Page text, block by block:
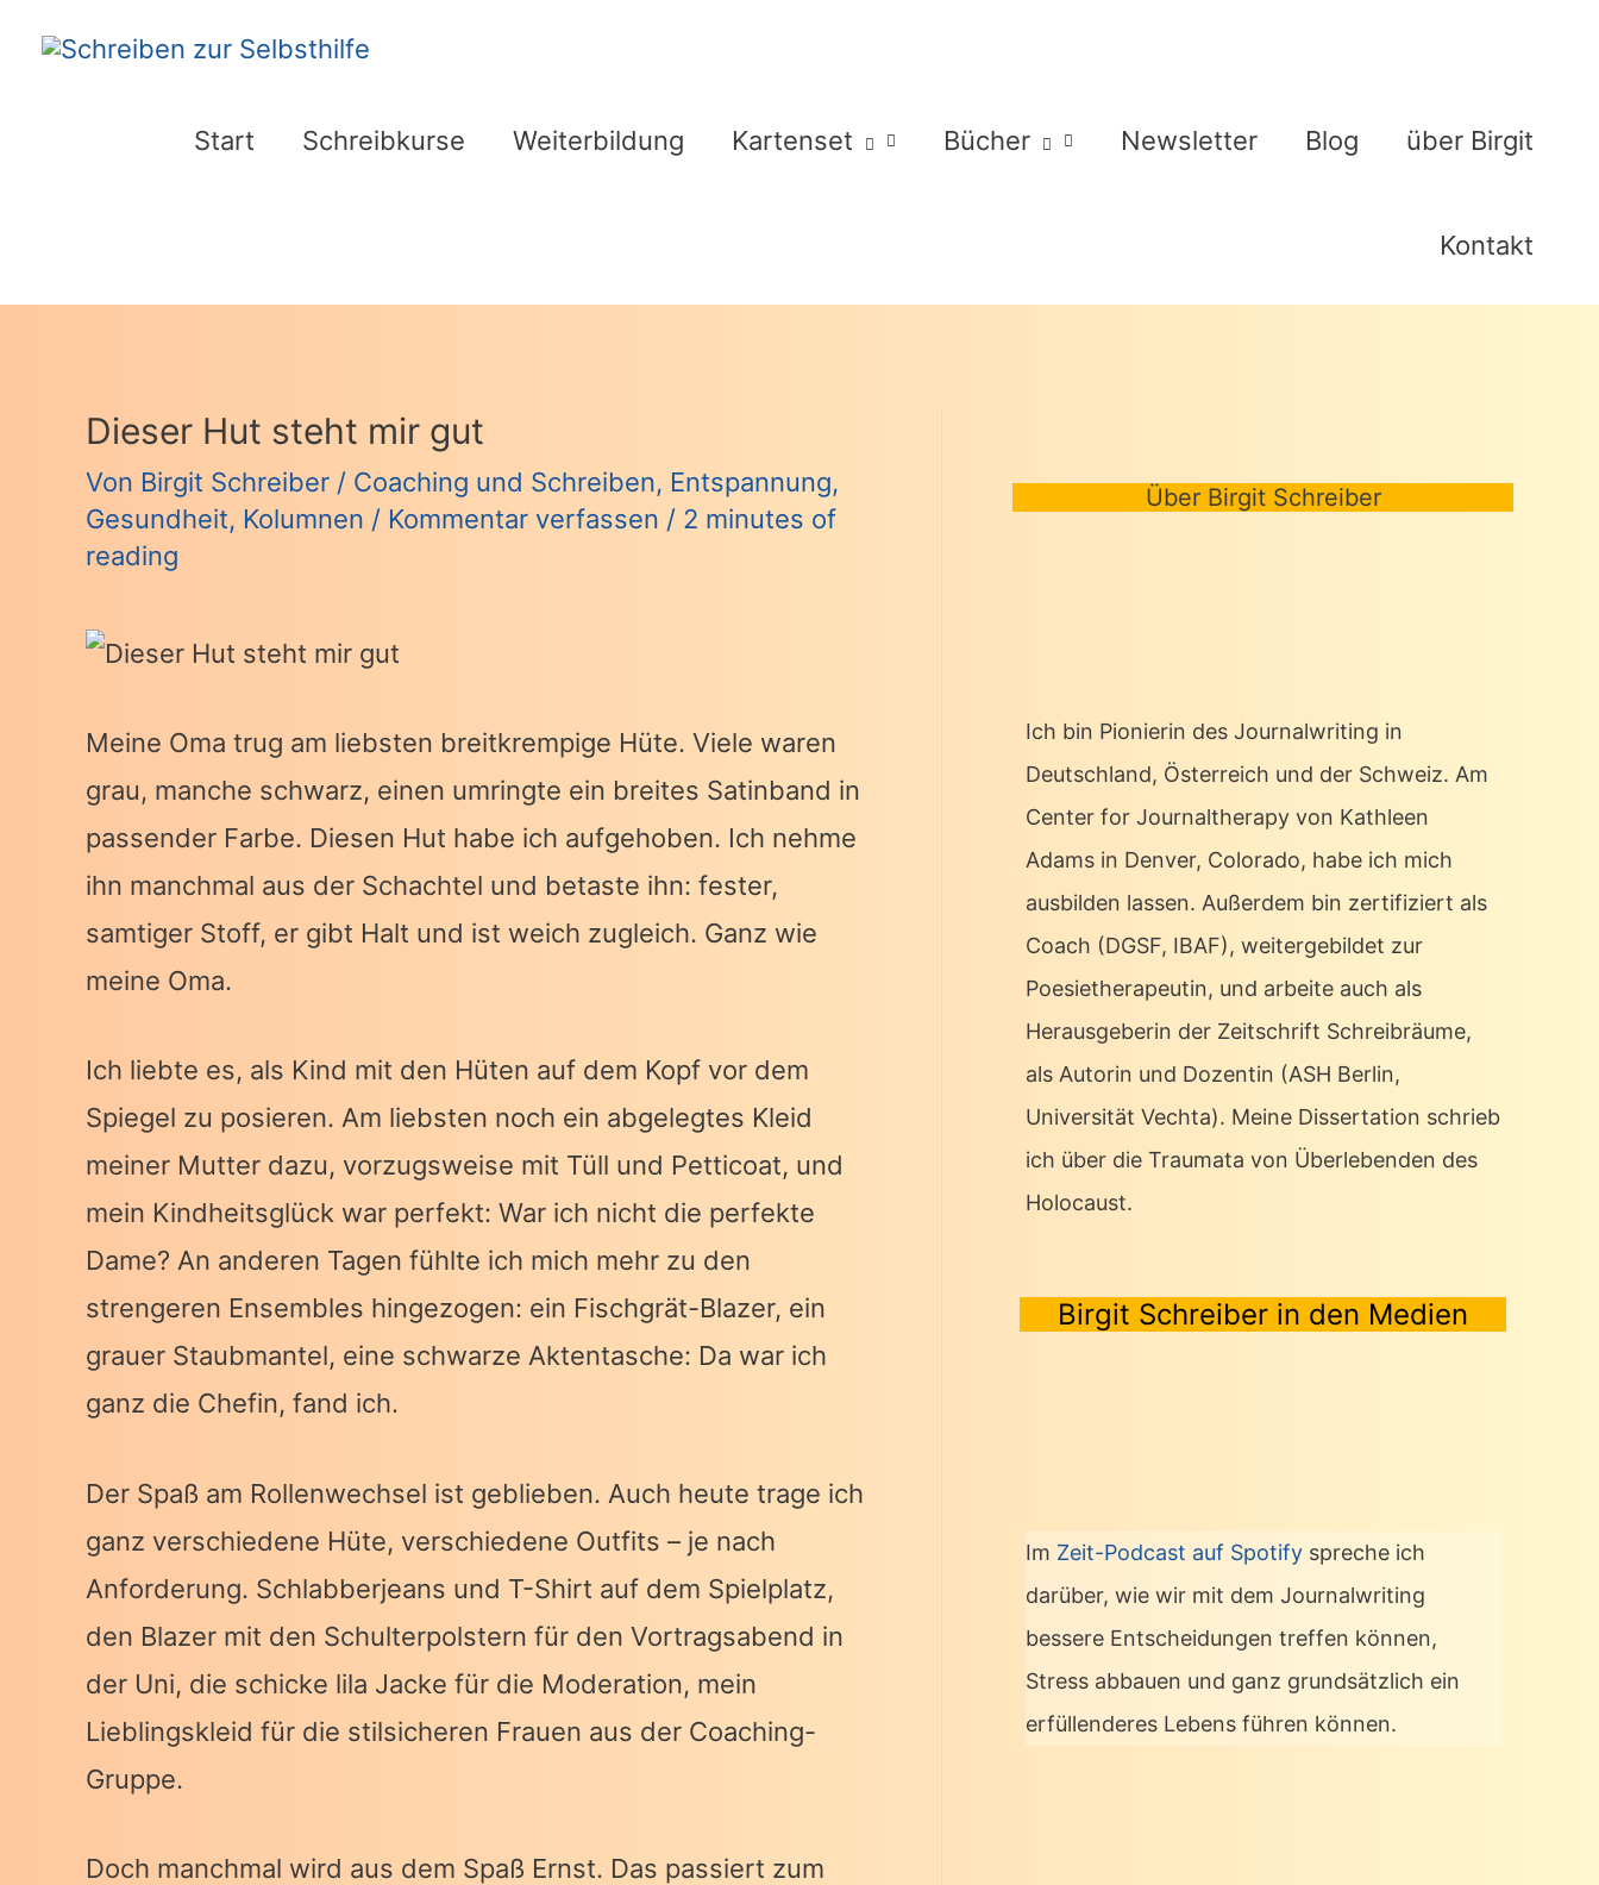
Start Schreibkurse Weiterbildung Kartenset Bücher Newsletter Blog über Birgit
Kontakt
Dieser Hut steht mir gut
Von Birgit Schreiber / Coaching und Schreiben, Entspannung,
Gesundheit, Kolumnen / Kommentar verfassen / 2 minutes of
reading
Meine Oma trug am liebsten breitkrempige Hüte. Viele waren
grau, manche schwarz, einen umringte ein breites Satinband in
passender Farbe. Diesen Hut habe ich aufgehoben. Ich nehme
ihn manchmal aus der Schachtel und betaste ihn: fester,
samtiger Stoff, er gibt Halt und ist weich zugleich. Ganz wie
meine Oma.
Ich liebte es, als Kind mit den Hüten auf dem Kopf vor dem
Spiegel zu posieren. Am liebsten noch ein abgelegtes Kleid
meiner Mutter dazu, vorzugsweise mit Tüll und Petticoat, und
mein Kindheitsglück war perfekt: War ich nicht die perfekte
Dame? An anderen Tagen fühlte ich mich mehr zu den
strengeren Ensembles hingezogen: ein Fischgrät-Blazer, ein
grauer Staubmantel, eine schwarze Aktentasche: Da war ich
ganz die Chefin, fand ich.
Der Spaß am Rollenwechsel ist geblieben. Auch heute trage ich
ganz verschiedene Hüte, verschiedene Outfits – je nach
Anforderung. Schlabberjeans und T-Shirt auf dem Spielplatz,
den Blazer mit den Schulterpolstern für den Vortragsabend in
der Uni, die schicke lila Jacke für die Moderation, mein
Lieblingskleid für die stilsicheren Frauen aus der Coaching-
Gruppe.
Doch manchmal wird aus dem Spaß Ernst. Das passiert zum
Über Birgit Schreiber
Ich bin Pionierin des Journalwriting in
Deutschland, Österreich und der Schweiz. Am
Center for Journaltherapy von Kathleen
Adams in Denver, Colorado, habe ich mich
ausbilden lassen. Außerdem bin zertifiziert als
Coach (DGSF, IBAF), weitergebildet zur
Poesietherapeutin, und arbeite auch als
Herausgeberin der Zeitschrift Schreibräume,
als Autorin und Dozentin (ASH Berlin,
Universität Vechta). Meine Dissertation schrieb
ich über die Traumata von Überlebenden des
Holocaust.
Birgit Schreiber in den Medien
Im Zeit-Podcast auf Spotify spreche ich
darüber, wie wir mit dem Journalwriting
bessere Entscheidungen treffen können,
Stress abbauen und ganz grundsätzlich ein
erfüllenderes Lebens führen können.